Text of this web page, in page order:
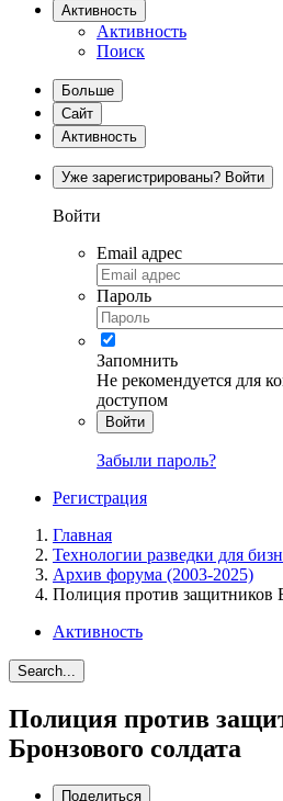
Активность
Активность
Поиск
Больше
Сайт
Активность
Уже зарегистрированы? Войти
Войти
Email адрес
Пароль
Запомнить
Не рекомендуется для
доступом
Войти
Забыли пароль?
Регистрация
Главная
Технологии разведки для
Архив форума (2003-2025)
Полиция против защитников
Активность
Search...
Полиция против
Бронзового солдата
Поделиться